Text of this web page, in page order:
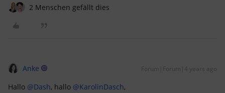
2 Menschen gefällt dies
Anke Forum|Forum|4 years ago
Hallo @Dash, hallo @KarolinDasch,